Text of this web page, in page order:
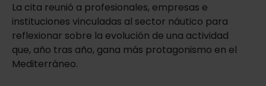
La cita reunió a profesionales, empresas e
instituciones vinculadas al sector náutico para
reflexionar sobre la evolución de una actividad
que, año tras año, gana más protagonismo en el
Mediterráneo.